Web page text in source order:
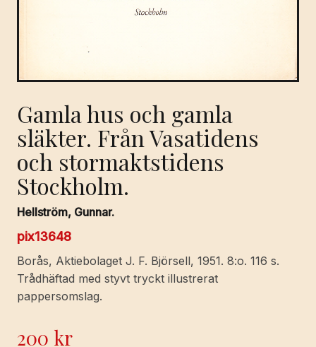
Gamla hus och gamla
släkter. Från Vasatidens
och stormaktstidens
Stockholm.
Hellström, Gunnar.
pix13648
Borås, Aktiebolaget J. F. Björsell, 1951. 8:o. 116 s.
Trådhäftad med styvt tryckt illustrerat
pappersomslag.
200 kr